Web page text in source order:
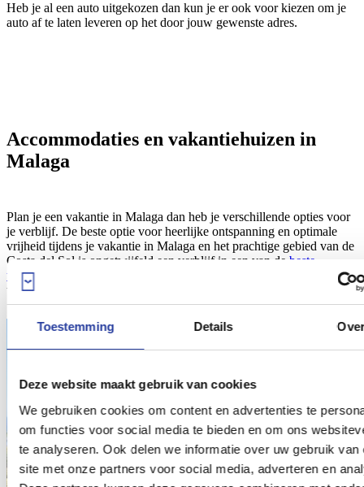
Toestemming Details
Deze website maakt gebruik van cookies
We gebruiken cookies om content en advertenties te
om functies voor social media te bieden en om ons
te analyseren. Ook delen we informatie over uw gebruik van
site met onze partners voor social media, adverteren en
Heb je al een auto uitgekozen dan kun je er ook voor kiezen om je
auto af te laten leveren op het door jouw gewenste adres.
Accommodaties en vakantiehuizen in
Malaga
Plan je een vakantie in Malaga dan heb je verschillende opties voor
je verblijf. De beste optie voor heerlijke ontspanning en optimale
vrijheid tijdens je vakantie in Malaga en het prachtige gebied van de
Costa del Sol is ongetwijfeld een verblijf in een van de beste
vakantiehuizen in de provincie Malaga
voorpret alvast beginnen!